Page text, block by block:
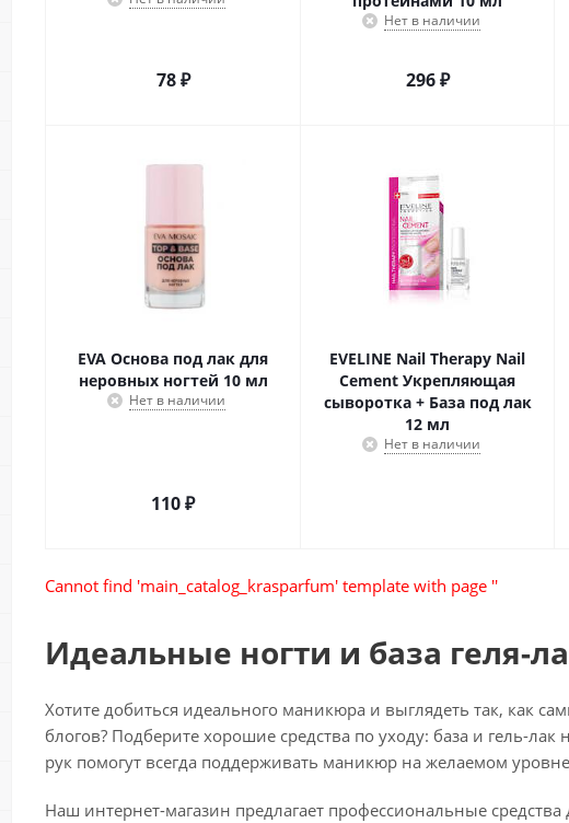
78₽
Нет в наличии
296₽
EVA Основа под лак для
неровных ногтей 10 мл
Нет в наличии
110₽
EVELINE Nail Therapy Nail
Cement Укрепляющая
сыворотка + База под лак
12 мл
Нет в наличии
Cannot find 'main_catalog_krasparfum' template with page ''
Идеальные ногти и база геля-
Хотите добиться идеального маникюра и выглядеть так, как
блогов? Подберите хорошие средства по уходу: база и гель-лак
рук помогут всегда поддерживать маникюр на желаемом
Наш интернет-магазин предлагает профессиональные